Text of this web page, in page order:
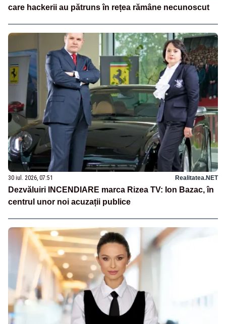
care hackerii au pătruns în rețea rămâne necunoscut
30 iul. 2026, 07:51 Realitatea.NET
Dezvăluiri INCENDIARE marca Rizea TV: Ion Bazac, în
centrul unor noi acuzații publice